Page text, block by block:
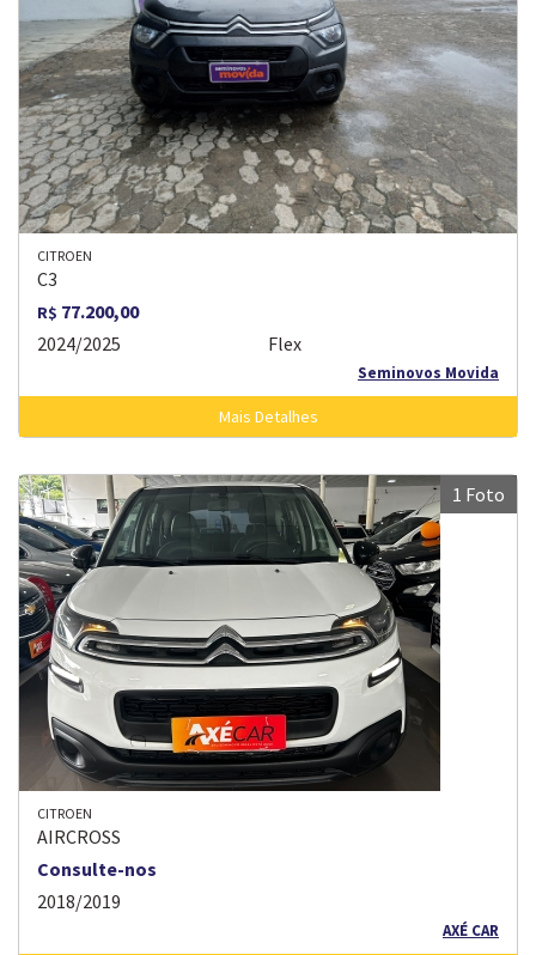
CITROEN
C3
R$ 77.200,00
2024/2025
Flex
Seminovos Movida
Mais Detalhes
1 Foto
CITROEN
AIRCROSS
Consulte-nos
2018/2019
AXÉ CAR